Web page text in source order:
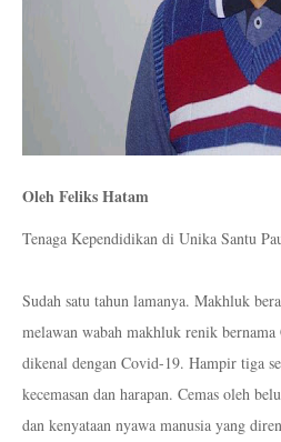
Oleh Feliks Hatam
Tenaga Kependidikan di Unika Santu
Sudah satu tahun lamanya. Makhluk
melawan wabah makhluk renik
dikenal dengan Covid-19. Hampir tiga
kecemasan dan harapan. Cemas oleh
dan kenyataan nyawa manusia yang